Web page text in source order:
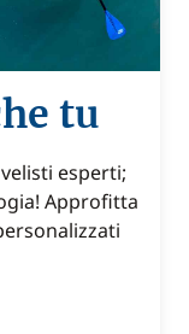
tu
esperti;
Approfitta